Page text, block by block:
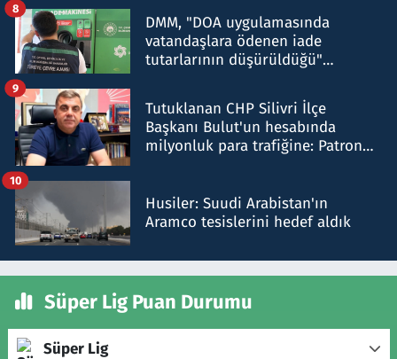
DMM, "DOA uygulamasında
vatandaşlara ödenen iade
tutarlarının düşürüldüğü"
8
Tutuklanan CHP Silivri İlçe
Başkanı Bulut'un hesabında
milyonluk para trafiğine: Patron
9
Husiler: Suudi Arabistan'ın
Aramco tesislerini hedef aldık
10
Süper Lig Puan Durumu
Süper Lig